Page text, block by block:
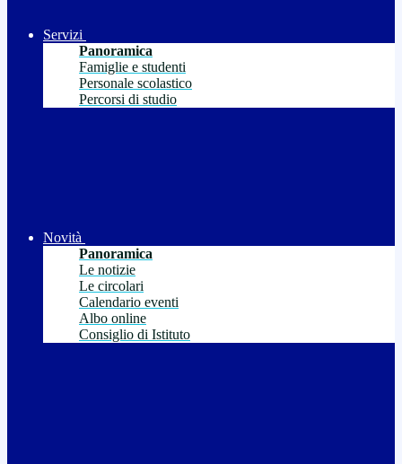
Servizi
Panoramica
Famiglie e studenti
Personale scolastico
Percorsi di studio
Novità
Panoramica
Le notizie
Le circolari
Calendario eventi
Albo online
Consiglio di Istituto